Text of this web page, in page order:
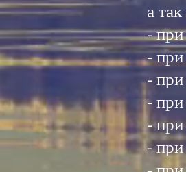
а
- при
-
-
-
-
-